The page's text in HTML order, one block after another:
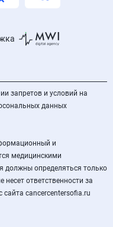
запретов и условий на
данных
и
медицинскими
должны определяться только
ответственности за
cancercentersofia.ru